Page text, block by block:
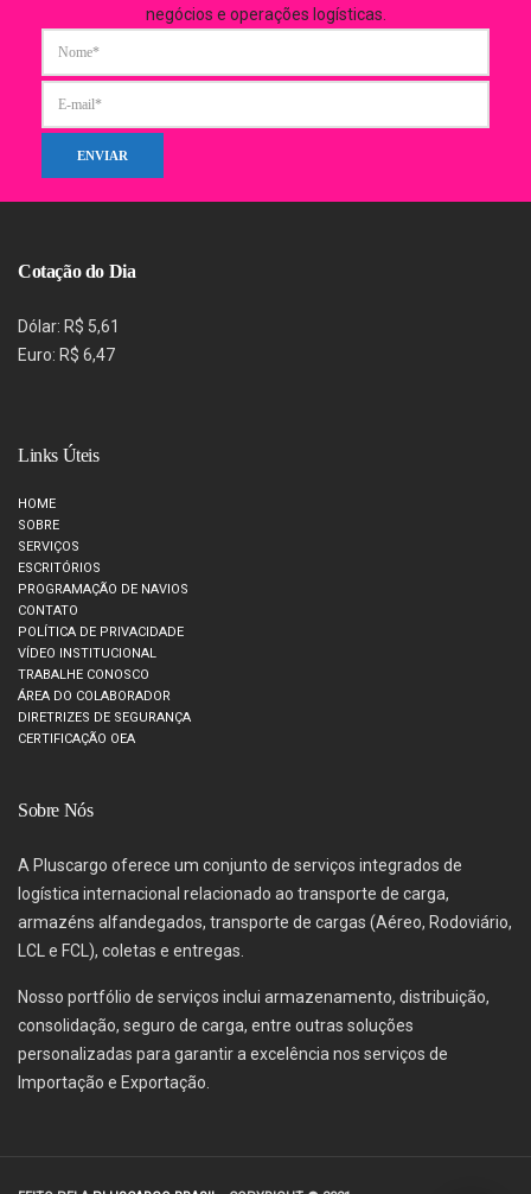
negócios e operações logísticas.
Cotação do Dia
Dólar: R$ 5,61
Euro: R$ 6,47
Links Úteis
HOME
SOBRE
SERVIÇOS
ESCRITÓRIOS
PROGRAMAÇÃO DE NAVIOS
CONTATO
POLÍTICA DE PRIVACIDADE
VÍDEO INSTITUCIONAL
TRABALHE CONOSCO
ÁREA DO COLABORADOR
DIRETRIZES DE SEGURANÇA
CERTIFICAÇÃO OEA
Sobre Nós
A Pluscargo oferece um conjunto de serviços integrados de
logística internacional relacionado ao transporte de carga,
armazéns alfandegados, transporte de cargas (Aéreo, Rodoviário,
LCL e FCL), coletas e entregas.
Nosso portfólio de serviços inclui armazenamento, distribuição,
consolidação, seguro de carga, entre outras soluções
personalizadas para garantir a excelência nos serviços de
Importação e Exportação.